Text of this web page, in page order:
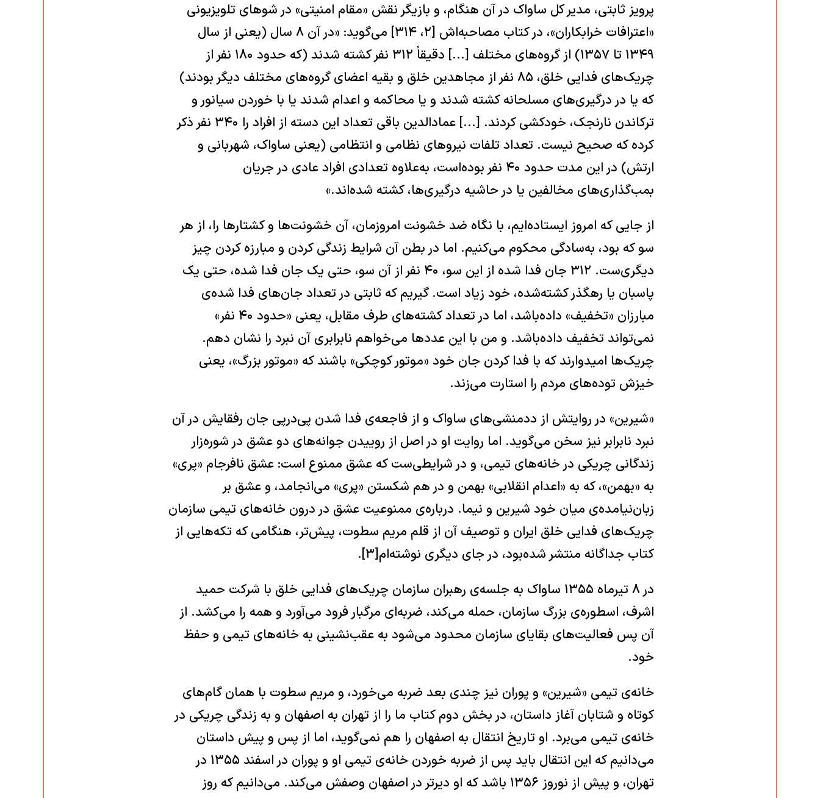
پرویز ثابتی، مدیر کل ساواک در آن هنگام، و بازیگر نقش «مقام امنیتی» در شوهای تلویزیونی
«اعترافات خرابکاران»، در کتاب مصاحبه‌اش [۲، ۳۱۴] می‌گوید: «در آن ۸ سال (یعنی از سال
۱۳۴۹ تا ۱۳۵۷) از گروه‌های مختلف [...] دقیقاً ۳۱۲ نفر کشته شدند (که حدود ۱۸۰ نفر از
چریک‌های فدایی خلق، ۸۵ نفر از مجاهدین خلق و بقیه اعضای گروه‌های مختلف دیگر بودند)
که یا در درگیری‌های مسلحانه کشته شدند و یا محاکمه و اعدام شدند یا با خوردن سیانور و
ترکاندن نارنجک، خودکشی کردند. [...] عمادالدین باقی تعداد این دسته از افراد را ۳۴۰ نفر ذکر
کرده که صحیح نیست. تعداد تلفات نیروهای نظامی و انتظامی (یعنی ساواک، شهربانی و
ارتش) در این مدت حدود ۴۰ نفر بوده‌است، به‌علاوه تعدادی افراد عادی در جریان
بمب‌گذاری‌های مخالفین یا در حاشیه درگیری‌ها، کشته شده‌اند.»
از جایی که امروز ایستاده‌ایم، با نگاه ضد خشونت امروزمان، آن خشونت‌ها و کشتارها را، از هر
سو که بود، به‌سادگی محکوم می‌کنیم. اما در بطن آن شرایط زندگی کردن و مبارزه کردن چیز
دیگری‌ست. ۳۱۲ جان فدا شده از این سو، ۴۰ نفر از آن سو، حتی یک جان فدا شده، حتی یک
پاسبان یا رهگذر کشته‌شده، خود زیاد است. گیریم که ثابتی در تعداد جان‌های فدا شده‌ی
مبارزان «تخفیف» داده‌باشد، اما در تعداد کشته‌های طرف مقابل، یعنی «حدود ۴۰ نفر»
نمی‌تواند تخفیف داده‌باشد. و من با این عددها می‌خواهم نابرابری آن نبرد را نشان دهم.
چریک‌ها امیدوارند که با فدا کردن جان خود «موتور کوچکی» باشند که «موتور بزرگ»، یعنی
خیزش توده‌های مردم را استارت می‌زند.
«شیرین» در روایتش از ددمنشی‌های ساواک و از فاجعه‌ی فدا شدن پی‌درپی جان رفقایش در آن
نبرد نابرابر نیز سخن می‌گوید. اما روایت او در اصل از روییدن جوانه‌های دو عشق در شوره‌زار
زندگانی چریکی در خانه‌های تیمی، و در شرایطی‌ست که عشق ممنوع است:‌ عشق نافرجام «پری»
به «بهمن»، که به «اعدام انقلابی» بهمن و در هم شکستن «پری» می‌انجامد، و عشق بر
زبان‌نیامده‌ی میان خود شیرین و نیما. درباره‌ی ممنوعیت عشق در درون خانه‌های تیمی سازمان
چریک‌های فدایی خلق ایران و توصیف آن از قلم مریم سطوت، پیش‌تر، هنگامی که تکه‌هایی از
کتاب جداگانه منتشر شده‌بود، در جای دیگری نوشته‌ام[۳].
در ۸ تیرماه ۱۳۵۵ ساواک به جلسه‌ی رهبران سازمان چریک‌های فدایی خلق با شرکت حمید
اشرف، اسطوره‌ی بزرگ سازمان، حمله می‌کند، ضربه‌ای مرگبار فرود می‌آورد و همه را می‌کشد. از
آن پس فعالیت‌های بقایای سازمان محدود می‌شود به عقب‌نشینی به خانه‌های تیمی و حفظ
خود.
خانه‌ی تیمی «شیرین» و پوران نیز چندی بعد ضربه می‌خورد، و مریم سطوت با همان گام‌های
کوتاه و شتابان آغاز داستان، در بخش دوم کتاب ما را از تهران به اصفهان و به زندگی چریکی در
خانه‌ی تیمی می‌برد. او تاریخ انتقال به اصفهان را هم نمی‌گوید، اما از پس و پیش داستان
می‌دانیم که این انتقال باید پس از ضربه خوردن خانه‌ی تیمی او و پوران در اسفند ۱۳۵۵ در
تهران، و پیش از نوروز ۱۳۵۶ باشد که او دیرتر در اصفهان وصفش می‌کند. می‌دانیم که روز